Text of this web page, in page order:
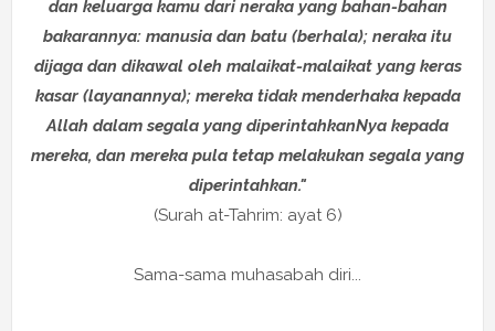
dan keluarga kamu dari neraka yang bahan-bahan
bakarannya: manusia dan batu (berhala); neraka itu
dijaga dan dikawal oleh malaikat-malaikat yang keras
kasar (layanannya); mereka tidak menderhaka kepada
Allah dalam segala yang diperintahkanNya kepada
mereka, dan mereka pula tetap melakukan segala yang
diperintahkan."
(Surah at-Tahrim: ayat 6)
Sama-sama muhasabah diri...